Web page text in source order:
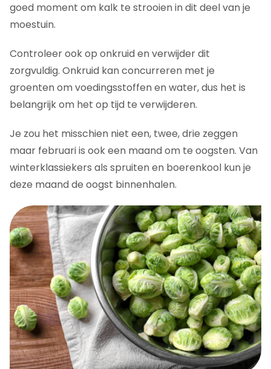
goed moment om kalk te strooien in dit deel van je
moestuin.
Controleer ook op onkruid en verwijder dit
zorgvuldig. Onkruid kan concurreren met je
groenten om voedingsstoffen en water, dus het is
belangrijk om het op tijd te verwijderen.
Je zou het misschien niet een, twee, drie zeggen
maar februari is ook een maand om te oogsten. Van
winterklassiekers als spruiten en boerenkool kun je
deze maand de oogst binnenhalen.